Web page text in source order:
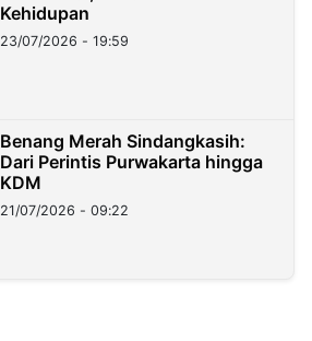
Kehidupan
23/07/2026 - 19:59
Benang Merah Sindangkasih:
Dari Perintis Purwakarta hingga
KDM
21/07/2026 - 09:22